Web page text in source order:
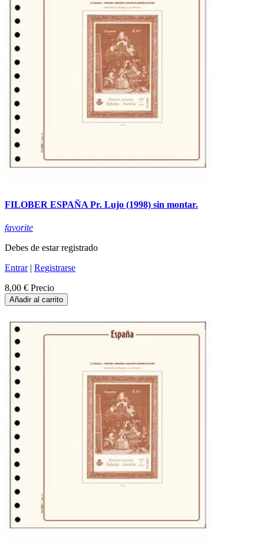
FILOBER ESPAÑA Pr. Lujo (1998) sin montar.
favorite
Debes de estar registrado
Entrar| Registrarse
8,00 € Precio
Añadir al carrito